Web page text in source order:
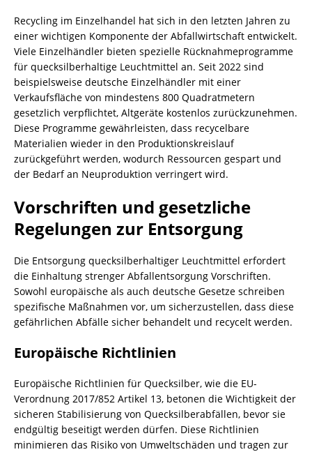
Recycling im Einzelhandel hat sich in den letzten Jahren zu
einer wichtigen Komponente der Abfallwirtschaft entwickelt.
Viele Einzelhändler bieten spezielle Rücknahmeprogramme
für quecksilberhaltige Leuchtmittel an. Seit 2022 sind
beispielsweise deutsche Einzelhändler mit einer
Verkaufsfläche von mindestens 800 Quadratmetern
gesetzlich verpflichtet, Altgeräte kostenlos zurückzunehmen.
Diese Programme gewährleisten, dass recycelbare
Materialien wieder in den Produktionskreislauf
zurückgeführt werden, wodurch Ressourcen gespart und
der Bedarf an Neuproduktion verringert wird.
Vorschriften und gesetzliche
Regelungen zur Entsorgung
Die Entsorgung quecksilberhaltiger Leuchtmittel erfordert
die Einhaltung strenger Abfallentsorgung Vorschriften.
Sowohl europäische als auch deutsche Gesetze schreiben
spezifische Maßnahmen vor, um sicherzustellen, dass diese
gefährlichen Abfälle sicher behandelt und recycelt werden.
Europäische Richtlinien
Europäische Richtlinien für Quecksilber, wie die EU-
Verordnung 2017/852 Artikel 13, betonen die Wichtigkeit der
sicheren Stabilisierung von Quecksilberabfällen, bevor sie
endgültig beseitigt werden dürfen. Diese Richtlinien
minimieren das Risiko von Umweltschäden und tragen zur